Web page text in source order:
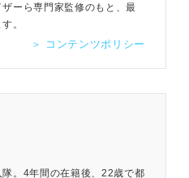
ーら専門家監修のもと、最
。
＞ コンテンツポリシー
。4年間の在籍後、22歳で都